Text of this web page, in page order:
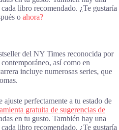
libro recomendado. ¿Te gustaría
o ahora?
del NY Times reconocida por
así como en
incluye numerosas series, que
ajuste perfectamente a tu estado de
gratuita de sugerencias de
en tu gusto. También hay una
libro recomendado. ¿Te gustaría